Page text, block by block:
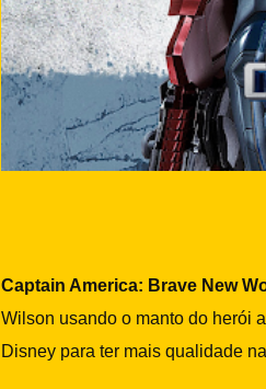
Captain America: Brave New
Wilson usando o manto do herói
Disney para ter mais qualidade